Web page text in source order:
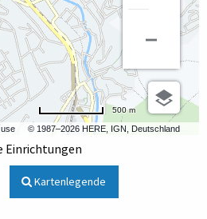
© 1987–2026 HERE, IGN, Deutschland
500 m
Einrichtungen
Kartenlegende